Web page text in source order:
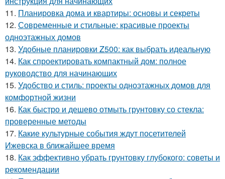
11. Планировка дома и квартиры: основы и секреты
12. Современные и стильные: красивые проекты
одноэтажных домов
13. Удобные планировки Z500: как выбрать идеальную
14. Как спроектировать компактный дом: полное
руководство для начинающих
15. Удобство и стиль: проекты одноэтажных домов для
комфортной жизни
16. Как быстро и дешево отмыть грунтовку со стекла:
проверенные методы
17. Какие культурные события ждут посетителей
Ижевска в ближайшее время
18. Как эффективно убрать грунтовку глубокого: советы и
рекомендации